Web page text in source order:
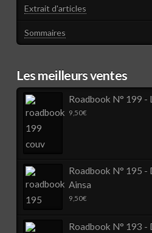
Extrait d'articles
Sommaires
Les meilleurs ventes
Roadbook N° 199 -
9,50€
Roadbook N° 195 -
Ainsa
9,50€
Roadbook N° 193 -